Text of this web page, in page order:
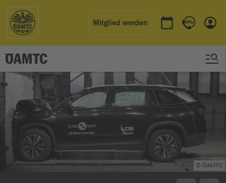
Mitglied werden
Termin buchen
Kontakt &
© ÖAMTC